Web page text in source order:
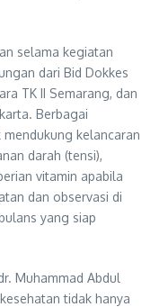
selama kegiatan
dari Bid Dokkes
TK II Semarang, dan
Berbagai
kelancaran
darah (tensi),
vitamin apabila
dan observasi di
yang siap
Muhammad Abdul
tidak hanya